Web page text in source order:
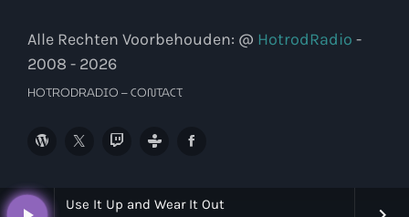
Use It Up and Wear It Out
Alle Rechten Voorbehouden: @ HotrodRadio -
2008 - 2026
HOTRODRADIO – CONTACT